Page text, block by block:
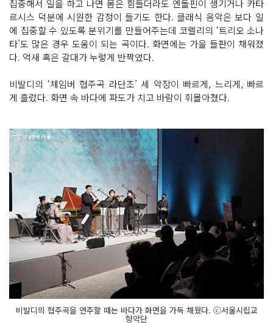
집중해서 일을 하고 나면 몸은 힘들더라도 엔돌핀이 생기거나 카타
르시스 덕분에 시원한 감정이 들기도 한다. 클래식 음악은 보다 일
에 집중할 수 있도록 분위기를 만들어주는데 코렐리의 ‘트리오 소나
타’도 많은 경우 도움이 되는 곡이다. 화면에는 가을 들판이 채워졌
다. 억새 혹은 갈대가 누렇게 반짝였다.
비발디의 ‘체임버 협주곡 라단조’ 세 악장이 빠르게, 느리게, 빠르
게 흘렀다. 화면 속 바다에 파도가 치고 바람이 휘몰아쳤다.
비발디의 협주곡을 연주할 때는 바다가 화면을 가득 채웠다. ⓒ서울시립교
향악단